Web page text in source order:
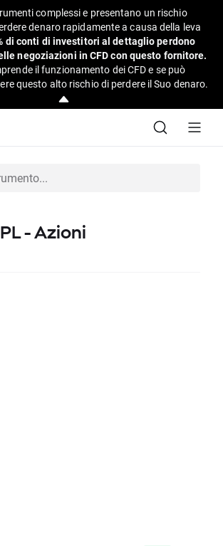
complessi e presentano un rischio
denaro rapidamente a causa della leva
di conti di investitori al dettaglio perdono
negoziazioni in CFD con questo fornitore.
il funzionamento dei CFD e se può
questo alto rischio di perdere il Suo denaro.
- Azioni